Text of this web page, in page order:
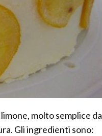
molto semplice da
Gli ingredienti sono: